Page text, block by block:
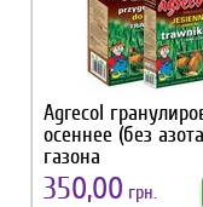
Agrecol
осеннее (без
газона
350,00 грн.